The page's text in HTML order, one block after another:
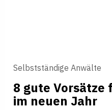
Selbstständige Anwälte
8 gute
im neuen Jahr